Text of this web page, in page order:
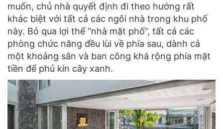
muốn, chủ nhà quyết định đi theo hướng rất
khác biệt với tất cả các ngôi nhà trong khu phố
này. Bỏ qua lợi thế “nhà mặt phố”, tất cả các
phòng chức năng đều lùi về phía sau, dành cả
một khoảng sân và ban công khá rộng phía mặt
tiền để phủ kín cây xanh.